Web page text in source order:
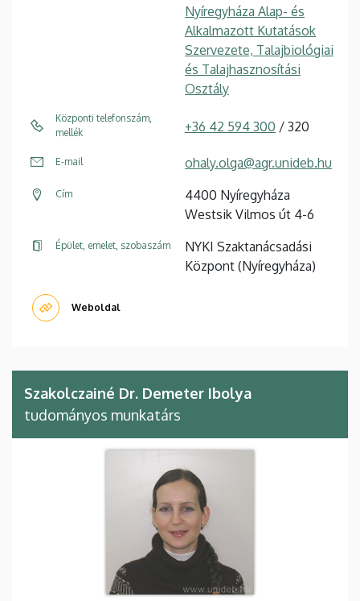
Nyíregyháza Alap- és
Alkalmazott Kutatások
Szervezete, Talajbiológiai
és Talajhasznosítási
Osztály
Központi telefonszám,
mellék
+36 42 594 300 / 320
E-mail ohaly.olga@agr.unideb.hu
Cím
4400 Nyíregyháza
Westsik Vilmos út 4-6
Épület, emelet, szobaszám
NYKI Szaktanácsadási
Központ (Nyíregyháza)
Weboldal
Szakolczainé Dr. Demeter Ibolya
tudományos munkatárs